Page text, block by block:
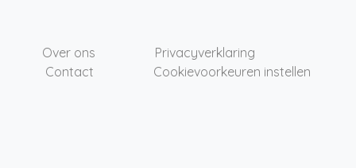
Over ons
Privacyverklaring
Contact
Cookievoorkeuren instellen